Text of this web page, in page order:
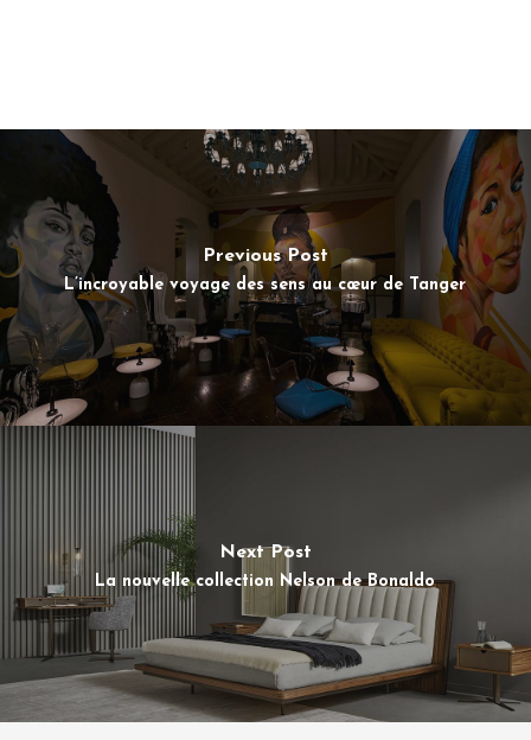
Previous Post
L’incroyable voyage des sens au cœur de Tanger
Next Post
La nouvelle collection Nelson de Bonaldo